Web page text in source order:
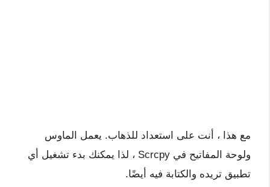
مع هذا ، أنت على استعداد للذهاب. يعمل الماوس
ولوحة المفاتيح في Scrcpy ، لذا يمكنك بدء تشغيل أي
تطبيق تريده والكتابة فيه أيضًا.